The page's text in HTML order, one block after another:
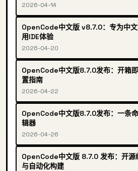
2026-04-14
OpenCode中文版 v8.7.0：专为中
用IDE体验
2026-04-20
OpenCode中文版8.7.0发布：开箱
置指南
2026-04-22
OpenCode中文版8.7.0发布：一条
辑器
2026-04-26
OpenCode中文版 8.7.0 发布：开源
与自动化构建